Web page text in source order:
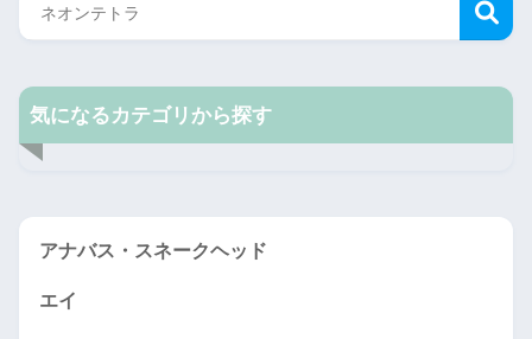
気になるカテゴリから探す
アナバス・スネークヘッド
エイ